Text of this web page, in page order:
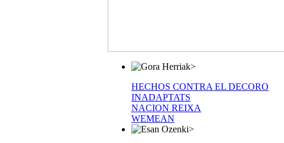
>
HECHOS CONTRA EL DECORO
INADAPTATS
NACION REIXA
WEMEAN
>